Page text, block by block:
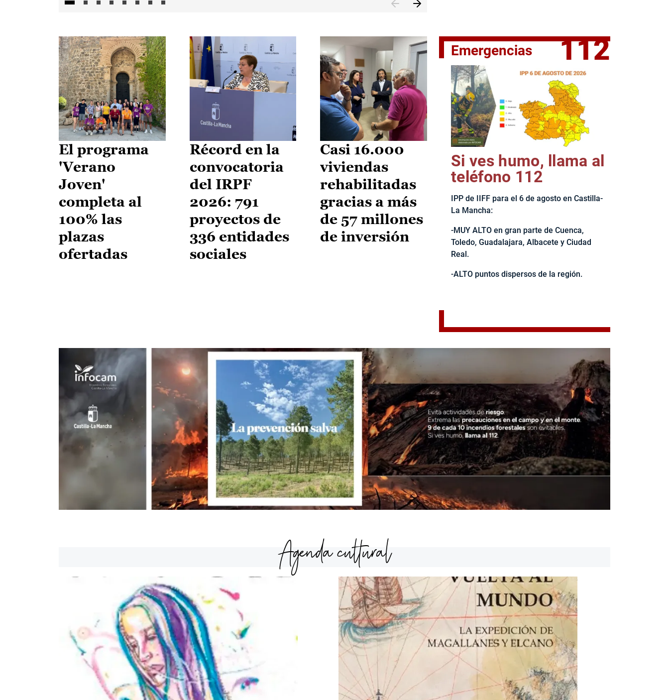
El jefe del Ejecutivo castellanomanchego, Emiliano García-
El programa
'Verano
Joven'
completa al
100% las
plazas
ofertadas
Récord en la
convocatoria
del IRPF
2026: 791
proyectos de
336 entidades
sociales
Casi 16.000
viviendas
rehabilitadas
gracias a más
de 57 millones
de inversión
Emergencias 112
Si ves humo, llama al
teléfono 112
IPP de IIFF para el 6 de agosto en Castilla-
La Mancha:
-MUY ALTO en gran parte de Cuenca,
Toledo, Guadalajara, Albacete y Ciudad
Real.
-ALTO puntos dispersos de la región.
Agenda cultural